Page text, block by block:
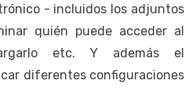
- incluidos los adjuntos
quién puede acceder al
etc. Y además el
diferentes configuraciones